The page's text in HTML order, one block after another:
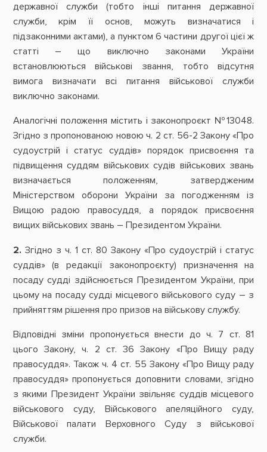
державної служби (тобто інші питання державної
служби, крім її основ, можуть визначатися і
підзаконними актами), а пунктом 6 частини другої цієї ж
статті – що виключно законами України
встановлюються військові звання, тобто відсутня
вимога визначати всі питання військової служби
виключно законами.
Аналогічні положення містить і законопроєкт №13048.
Згідно з пропонованою новою ч. 2 ст. 56-2 Закону «Про
судоустрій і статус суддів» порядок присвоєння та
підвищення суддям військових судів військових звань
визначається положенням, затвердженим
Міністерством оборони України за погодженням із
Вищою радою правосуддя, а порядок присвоєння
вищих військових звань – Президентом України.
2. Згідно з ч. 1 ст. 80 Закону «Про судоустрій і статус
суддів» (в редакції законопроєкту) призначення на
посаду судді здійснюється Президентом України, при
цьому на посаду судді місцевого військового суду – з
прийняттям рішення про призов на військову службу.
Відповідні зміни пропонується внести до ч. 7 ст. 81
цього Закону, ч. 2 ст. 36 Закону «Про Вищу раду
правосуддя». Також ч. 4 ст. 55 Закону «Про Вищу раду
правосуддя» пропонується доповнити словами, згідно
з якими Президент України звільняє суддів місцевого
військового суду, Військового апеляційного суду,
Військової палати Верховного Суду з військової
служби.